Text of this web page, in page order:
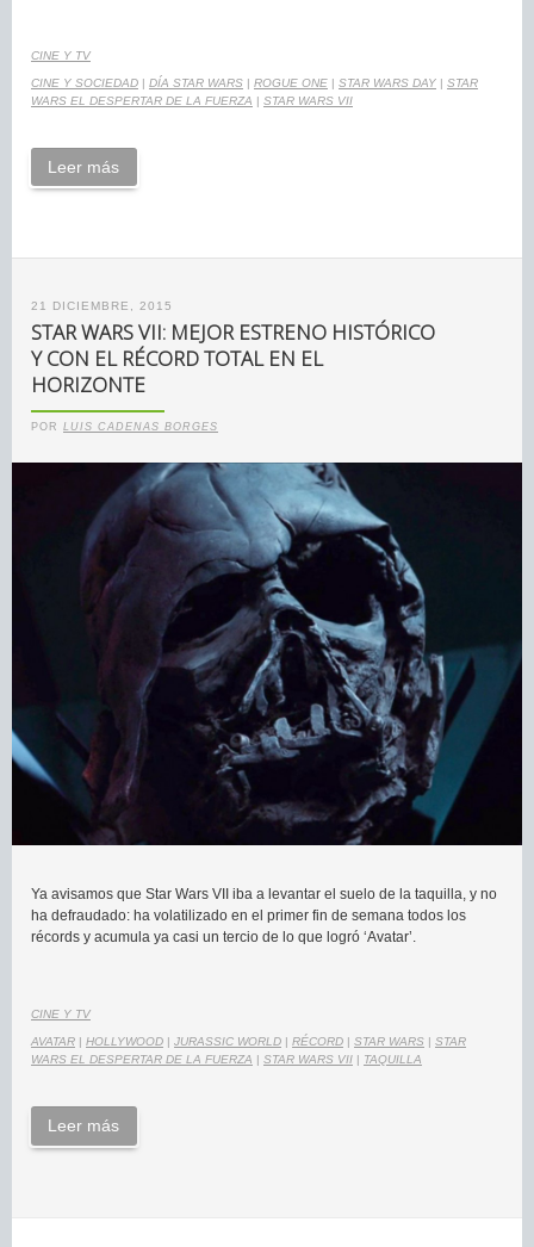
CINE Y TV
CINE Y SOCIEDAD | DÍA STAR WARS | ROGUE ONE | STAR WARS DAY | STAR
WARS EL DESPERTAR DE LA FUERZA | STAR WARS VII
Leer más
21 DICIEMBRE, 2015
STAR WARS VII: MEJOR ESTRENO HISTÓRICO
Y CON EL RÉCORD TOTAL EN EL
HORIZONTE
POR LUIS CADENAS BORGES
Ya avisamos que Star Wars VII iba a levantar el suelo de la taquilla, y no
ha defraudado: ha volatilizado en el primer fin de semana todos los
récords y acumula ya casi un tercio de lo que logró ‘Avatar’.
CINE Y TV
AVATAR | HOLLYWOOD | JURASSIC WORLD | RÉCORD | STAR WARS | STAR
WARS EL DESPERTAR DE LA FUERZA | STAR WARS VII | TAQUILLA
Leer más